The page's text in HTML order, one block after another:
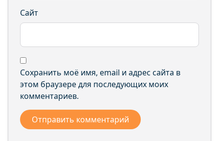
Сайт
Сохранить моё имя, email и адрес сайта в
этом браузере для последующих моих
комментариев.